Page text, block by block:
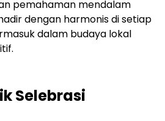
pemahaman mendalam
dengan harmonis di setiap
dalam budaya lokal
Selebrasi